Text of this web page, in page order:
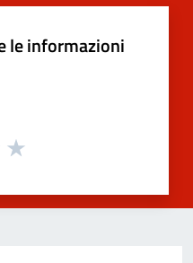
le informazioni